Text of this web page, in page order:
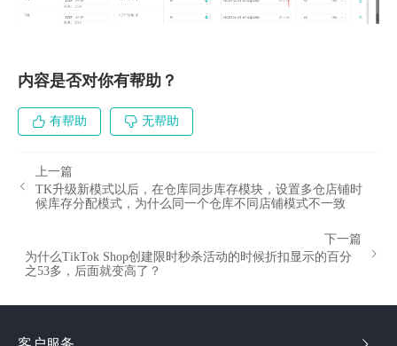
内容是否对你有帮助？
有帮助 无帮助
上一篇
TK升级新模式以后，在仓库同步库存模块，设置多仓店铺时
候库存分配模式，为什么同一个仓库不同店铺模式不一致
下一篇
为什么TikTok Shop创建限时秒杀活动的时候折扣显示的百分
之53多，后面就变高了？